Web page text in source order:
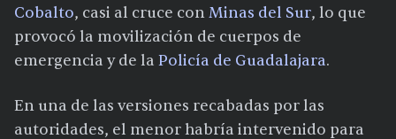
Cobalto, casi al cruce conMinas del Sur, lo que
provocó la movilización de cuerpos de
emergencia y de la Policía de Guadalajara.
En una de las versiones recabadas por las
autoridades, el menor habría intervenido para